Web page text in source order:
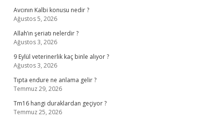
Avcının Kalbi konusu nedir ?
Ağustos 5, 2026
Allah’ın şeriatı nelerdir ?
Ağustos 3, 2026
9 Eylül veterinerlik kaç binle alıyor ?
Ağustos 3, 2026
Tıpta endure ne anlama gelir ?
Temmuz 29, 2026
Tm16 hangi duraklardan geçiyor ?
Temmuz 25, 2026